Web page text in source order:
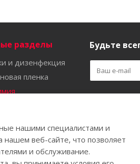
разделы
и дизенфекция
пленка
Будьте
нашими специалистами и
веб-сайте, что позволяет
и обслуживание.